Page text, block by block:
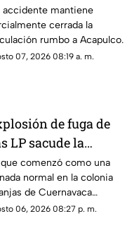
Acapulco
accidente mantiene
cerrada la
rumbo a Acapulco.
07, 2026 08:19 a. m.
de fuga de
LP sacude la
Las Granjas
que comenzó como una
normal en la colonia
de Cuernavaca
en una movilización
06, 2026 08:27 p. m.